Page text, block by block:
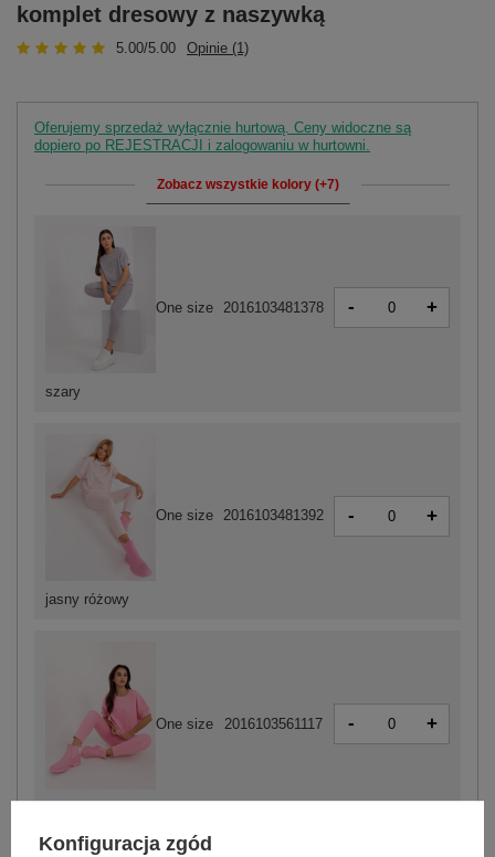
komplet dresowy z naszywką
5.00/5.00 Opinie (1)
Oferujemy sprzedaż wyłącznie hurtową. Ceny widoczne są
dopiero po REJESTRACJI i zalogowaniu w hurtowni.
Zobacz wszystkie kolory (+7)
jasny różowy
One size 2016103481392 - +
One size 2016103561117 - +
szary
One size 2016103481378 - +
Konfiguracja zgód